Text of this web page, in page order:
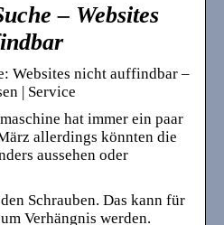
– Websites
Websites nicht auffindbar –
| Service
hat immer ein paar
allerdings könnten die
aussehen oder
Schrauben. Das kann für
Verhängnis werden.